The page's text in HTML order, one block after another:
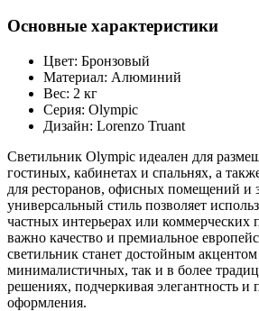
Основные характеристики
Цвет: Бронзовый
Материал: Алюминий
Вес: 2 кг
Серия: Olympic
Дизайн: Lorenzo Truant
Светильник Olympic идеален для
гостиных, кабинетах и спальнях, а
для ресторанов, офисных помещений и
универсальный стиль позволяет
частных интерьерах или коммерческих
важно качество и премиальное
светильник станет достойным акцентом
минималистичных, так и в более
решениях, подчеркивая элегантность и
оформления.